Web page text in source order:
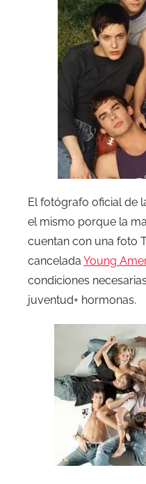
El fotógrafo oficial de
el mismo porque la
cuentan con una foto
cancelada Young
condiciones
juventud+ hormonas.